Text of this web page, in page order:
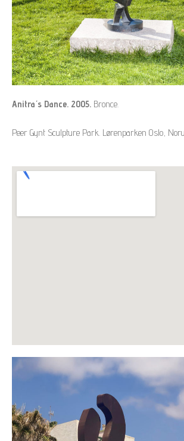
Anitra´s Dance. 2005. Bronce.
Peer Gynt Sculpture Park. Lørenparken Oslo,